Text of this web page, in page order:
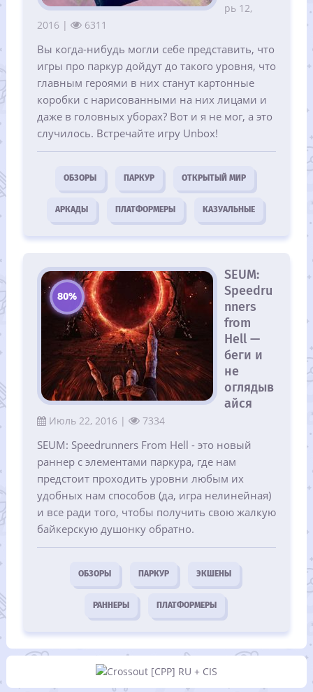
рь 12,
2016 |
6311
Вы когда-нибудь могли себе представить, что
игры про паркур дойдут до такого уровня, что
главным героями в них станут картонные
коробки с нарисованными на них лицами и
даже в головных уборах? Вот и я не мог, а это
случилось. Встречайте игру Unbox!
ОБЗОРЫ ПАРКУР ОТКРЫТЫЙ МИР
АРКАДЫ ПЛАТФОРМЕРЫ КАЗУАЛЬНЫЕ
80%
SEUM:
Speedru
nners
from
Hell —
беги и
не
оглядыв
айся
Июль 22, 2016 | 7334
SEUM: Speedrunners From Hell - это новый
раннер с элементами паркура, где нам
предстоит проходить уровни любым их
удобных нам способов (да, игра нелинейная)
и все ради того, чтобы получить свою жалкую
байкерскую душонку обратно.
ОБЗОРЫ ПАРКУР ЭКШЕНЫ
РАННЕРЫ ПЛАТФОРМЕРЫ